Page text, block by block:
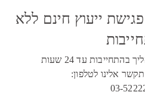
ייעוץ חינם ללא
עד 24 שעות
אלינו לטלפון:
03-